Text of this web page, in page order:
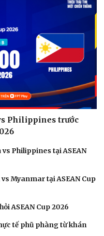
Philippines trước
Philippines tại ASEAN
Myanmar tại ASEAN Cup
ASEAN Cup 2026
tế phũ phàng từ khán